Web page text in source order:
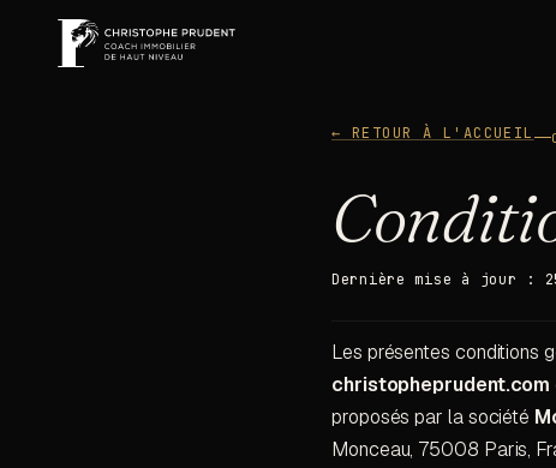
← RETOUR À L'ACCUEIL
Dernière mise à jour :
Les présentes conditions
christopheprudent.com
proposés par la société
Monceau, 75008 Paris,